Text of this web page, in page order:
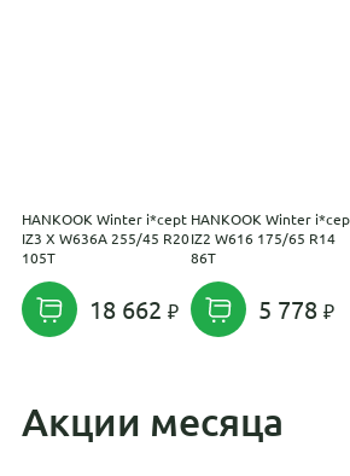
HANKOOK Winter i*cept
IZ3 X W636A 255/45 R20
105T
18 662
HANKOOK Winter
IZ2 W616 175/65 R14
86T
5 778
Акции месяца